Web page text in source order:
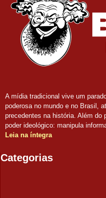
A mídia tradicional vive um
poderosa no mundo e no Brasil,
precedentes na história. Além do
poder ideológico: manipula
Leia na íntegra
Categorias